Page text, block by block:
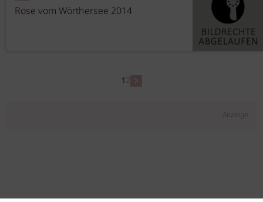
Rose vom Wörthersee 2014
12
Anzeige